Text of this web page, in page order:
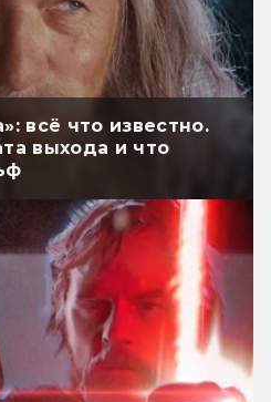
всё что известно.
выхода и что